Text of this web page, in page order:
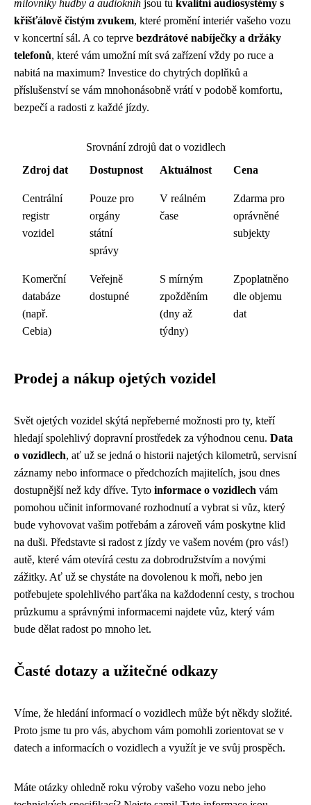
milovníky hudby a audioknih jsou tu kvalitní audiosystémy s
křišťálově čistým zvukem, které promění interiér vašeho vozu
v koncertní sál. A co teprve bezdrátové nabíječky a držáky
telefonů, které vám umožní mít svá zařízení vždy po ruce a
nabitá na maximum? Investice do chytrých doplňků a
příslušenství se vám mnohonásobně vrátí v podobě komfortu,
bezpečí a radosti z každé jízdy.
Srovnání zdrojů dat o vozidlech
Zdroj dat
Dostupnost Aktuálnost Cena
Centrální
registr
vozidel
Pouze pro
orgány
státní
správy
V reálném
čase
Zdarma pro
oprávněné
subjekty
Komerční
databáze
(např.
Cebia)
Veřejně
dostupné
S mírným
zpožděním
(dny až
týdny)
Zpoplatněno
dle objemu
dat
Prodej a nákup ojetých vozidel
Svět ojetých vozidel skýtá nepřeberné možnosti pro ty, kteří
hledají spolehlivý dopravní prostředek za výhodnou cenu. Data
o vozidlech, ať už se jedná o historii najetých kilometrů, servisní
záznamy nebo informace o předchozích majitelích, jsou dnes
dostupnější než kdy dříve. Tyto informace o vozidlech vám
pomohou učinit informované rozhodnutí a vybrat si vůz, který
bude vyhovovat vašim potřebám a zároveň vám poskytne klid
na duši. Představte si radost z jízdy ve vašem novém (pro vás!)
autě, které vám otevírá cestu za dobrodružstvím a novými
zážitky. Ať už se chystáte na dovolenou k moři, nebo jen
potřebujete spolehlivého parťáka na každodenní cesty, s trochou
průzkumu a správnými informacemi najdete vůz, který vám
bude dělat radost po mnoho let.
Časté dotazy a užitečné odkazy
Víme, že hledání informací o vozidlech může být někdy složité.
Proto jsme tu pro vás, abychom vám pomohli zorientovat se v
datech a informacích o vozidlech a využít je ve svůj prospěch.
Máte otázky ohledně roku výroby vašeho vozu nebo jeho